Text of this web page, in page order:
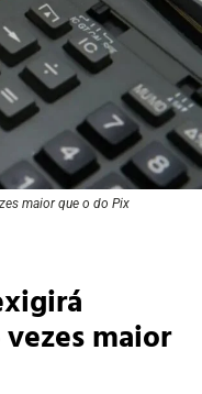
maior que o do Pix
maior